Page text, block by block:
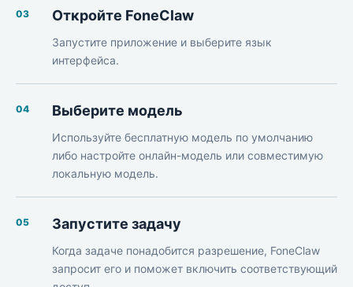
03 Откройте FoneClaw
Запустите приложение и выберите язык
интерфейса.
04 Выберите модель
Используйте бесплатную модель по умолчанию
либо настройте онлайн-модель или совместимую
локальную модель.
05 Запустите задачу
Когда задаче понадобится разрешение, FoneClaw
запросит его и поможет включить соответствующий